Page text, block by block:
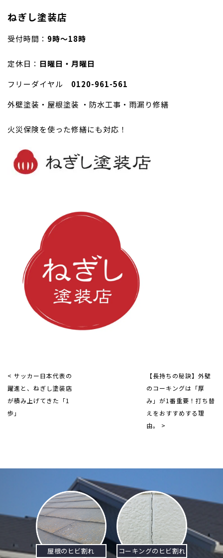
ねぎし塗装店
受付時間： 9時〜18時
定休日： 日曜日・月曜日
フリーダイヤル 0120-961-561
外壁塗装・屋根塗装 ・防水工事・雨漏り修繕
火災保険を使った修繕にも対応！
< サッカー日本代表の
躍進と、ねぎし塗装店
が積み上げてきた「1
歩」
【長持ちの秘訣】外壁
のコーキングは「厚
み」が1番重要！打ち替
えをおすすめする理
由。 >
屋根のヒビ割れ コーキングのヒビ割れ